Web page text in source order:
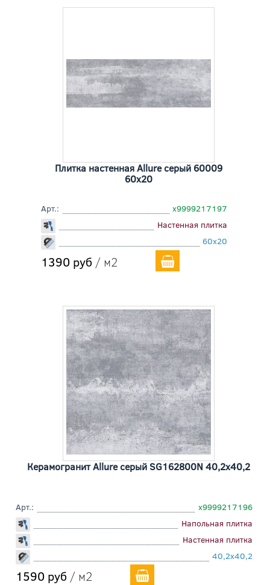
Плитка настенная Allure серый 60009
60x20
Арт.:
х9999217197
Настенная плитка
60x20
1390 руб / м2
Керамогранит Allure серый SG162800N 40,2x40,2
Арт.:
х9999217196
Напольная плитка
Настенная плитка
40,2x40,2
1590 руб / м2